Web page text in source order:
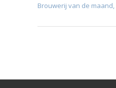
Brouwerij van de maand,